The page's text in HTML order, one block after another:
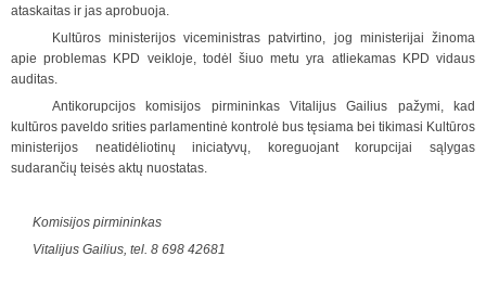
ataskaitas ir jas aprobuoja.
Kultūros ministerijos viceministras patvirtino, jog ministerijai žinoma
apie problemas KPD veikloje, todėl šiuo metu yra atliekamas KPD vidaus
auditas.
Antikorupcijos komisijos pirmininkas Vitalijus Gailius pažymi, kad
kultūros paveldo srities parlamentinė kontrolė bus tęsiama bei tikimasi Kultūros
ministerijos neatidėliotinų iniciatyvų, koreguojant korupcijai sąlygas
sudarančių teisės aktų nuostatas.
Komisijos pirmininkas
Vitalijus Gailius, tel. 8 698 42681